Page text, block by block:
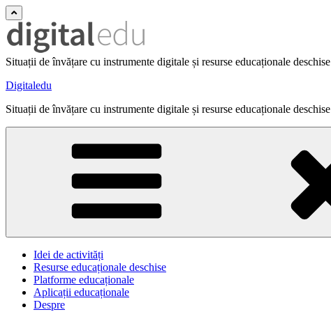
Situații de învățare cu instrumente digitale și resurse educaționale deschise
Digitaledu
Situații de învățare cu instrumente digitale și resurse educaționale deschise
Idei de activități
Resurse educaționale deschise
Platforme educaționale
Aplicații educaționale
Despre